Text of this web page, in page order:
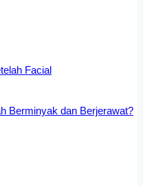
Facial
Berminyak dan Berjerawat?